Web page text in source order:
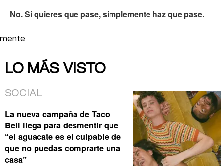
No. Si quieres que pase, simplemente haz que pase.
mente
LO MÁS VISTO
SOCIAL
La nueva campaña de Taco
Bell llega para desmentir que
“el aguacate es el culpable de
que no puedas comprarte una
casa”